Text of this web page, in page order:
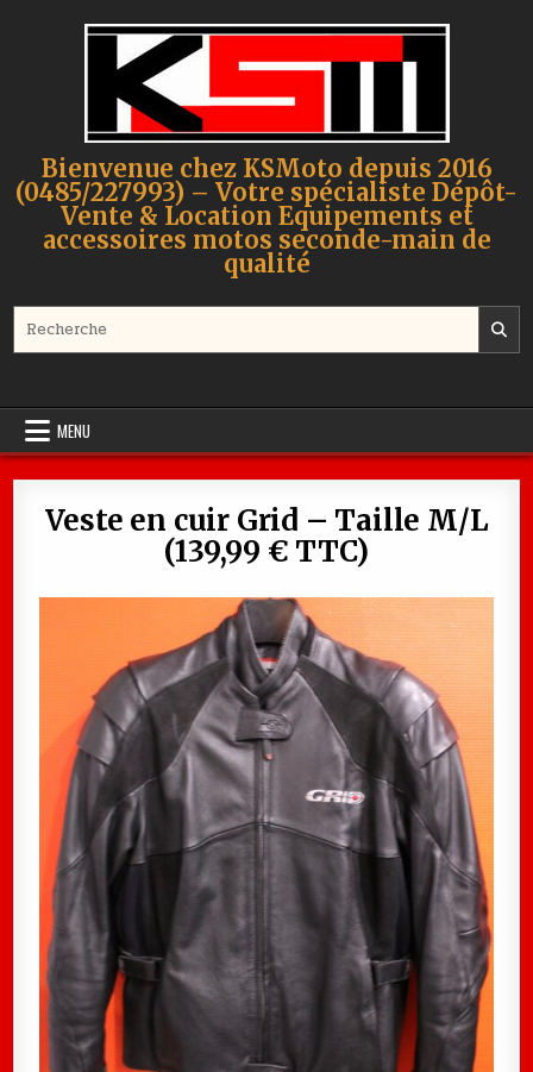
Bienvenue chez KSMoto depuis 2016
(0485/227993) – Votre spécialiste Dépôt-
Vente & Location Equipements et
accessoires motos seconde-main de
qualité
MENU
Veste en cuir Grid – Taille M/L
(139,99 € TTC)